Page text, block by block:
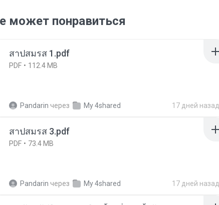
может понравиться
สาปสมรส 1.pdf
PDF 112.4 MB
Pandarin через My 4shared 17 дней назад
สาปสมรส 3.pdf
PDF 73.4 MB
Pandarin через My 4shared 17 дней назад